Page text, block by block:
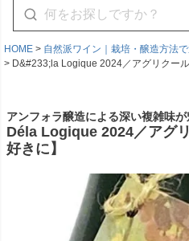
HOME
自然派ワイン｜栽培・醸造方法
D&#233;la Logique 2024／アグリクー
アンフォラ醸造による深い複雑味が
Déla Logique 2024／アグ
好きに】